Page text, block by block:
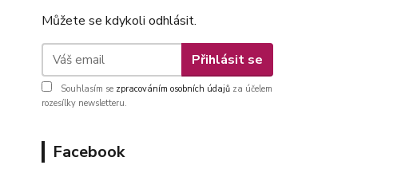
Můžete se kdykoli odhlásit.
Přihlásit se
Souhlasím se zpracováním osobních údajů za účelem
rozesílky newsletteru.
Facebook